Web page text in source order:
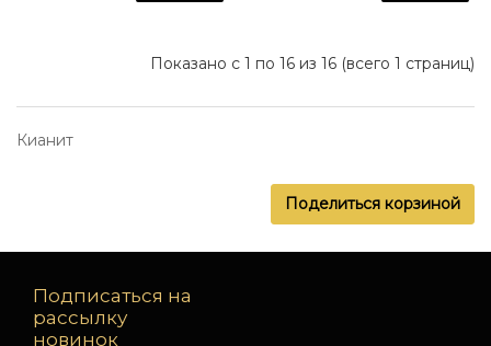
Показано с 1 по 16 из 16 (всего 1 страниц)
Кианит
Поделиться корзиной
Подписаться на
рассылку
новинок